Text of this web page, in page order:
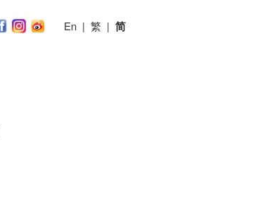
En | 繁 | 简